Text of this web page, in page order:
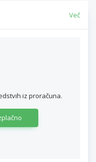
Več
iz proračuna.